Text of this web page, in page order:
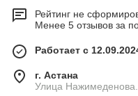
Рейтинг не
Менее 5 отзывов за
Работает с
г. Астана
Улица Нажимеденова.